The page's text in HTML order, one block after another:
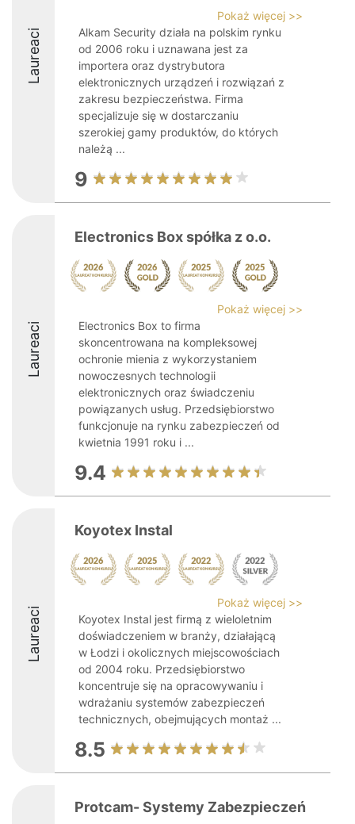
Laureaci
Pokaż więcej >>
Alkam Security działa na polskim rynku
od 2006 roku i uznawana jest za
importera oraz dystrybutora
elektronicznych urządzeń i rozwiązań z
zakresu bezpieczeństwa. Firma
specjalizuje się w dostarczaniu
szerokiej gamy produktów, do których
należą ...
9
Laureaci
Electronics Box spółka z o.o.
Pokaż więcej >>
Electronics Box to firma
skoncentrowana na kompleksowej
ochronie mienia z wykorzystaniem
nowoczesnych technologii
elektronicznych oraz świadczeniu
powiązanych usług. Przedsiębiorstwo
funkcjonuje na rynku zabezpieczeń od
kwietnia 1991 roku i ...
9.4
Laureaci
Koyotex Instal
Pokaż więcej >>
Koyotex Instal jest firmą z wieloletnim
doświadczeniem w branży, działającą
w Łodzi i okolicznych miejscowościach
od 2004 roku. Przedsiębiorstwo
koncentruje się na opracowywaniu i
wdrażaniu systemów zabezpieczeń
technicznych, obejmujących montaż ...
8.5
Protcam- Systemy Zabezpieczeń